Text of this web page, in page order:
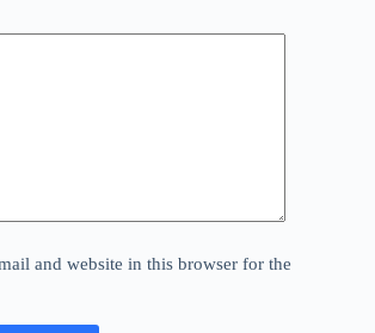
and website in this browser for the